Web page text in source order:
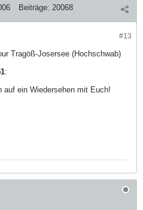
Beiträge: 20068
#13
Tragöß-Josersee (Hochschwab)
:
auf ein Wiedersehen mit Euch!